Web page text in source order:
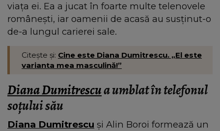
viața ei. Ea a jucat în foarte multe telenovele
românești, iar oamenii de acasă au susținut-o
de-a lungul carierei sale.
Citește și: Cine este Diana Dumitrescu. „El este
varianta mea masculină!”
Diana Dumitrescua umblat în telefonul
soțului său
Diana Dumitrescu și Alin Boroi formează un